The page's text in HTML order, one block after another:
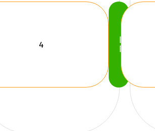
Köp
Nu